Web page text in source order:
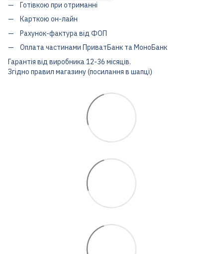
Готівкою при отриманні
Карткою он-лайн
Рахунок-фактура від ФОП
Оплата частинами ПриватБанк та МоноБанк
Гарантія від виробника 12-36 місяців.
Згідно правил магазину (посилання в шапці)